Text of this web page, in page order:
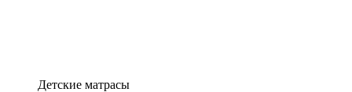
Детские матрасы